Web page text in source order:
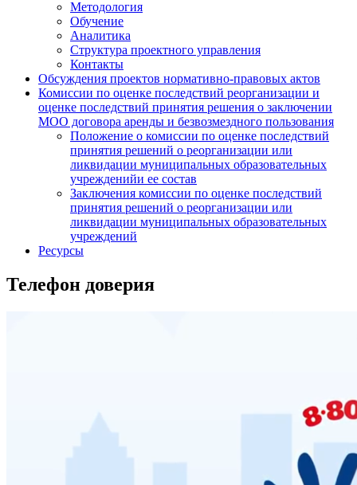
Методология
Обучение
Аналитика
Структура проектного управления
Контакты
Обсуждения проектов нормативно-правовых актов
Комиссии по оценке последствий реорганизации и
оценке последствий принятия решения о заключении
МОО договора аренды и безвозмездного пользования
Положение о комиссии по оценке последствий
принятия решений о реорганизации или
ликвидации муниципальных образовательных
учрежденийи ее состав
Заключения комиссии по оценке последствий
принятия решений о реорганизации или
ликвидации муниципальных образовательных
учреждений
Ресурсы
Телефон доверия